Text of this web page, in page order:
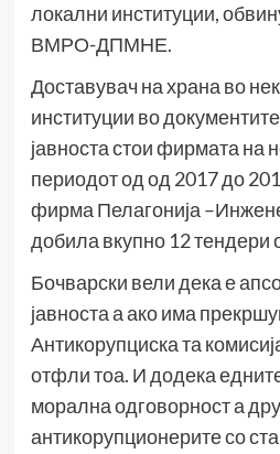
локални институции,
ВМРО-ДПМНЕ.
Доставувач на храна во
институции во
јавноста стои фирмата на
периодот од од 2017 до
фирма Пелагонија
добила вкупно 12 тендери
Бочварски вели дека е
јавноста а ако има
Антикорупциска та
отфли тоа. И додека
морална одговорност а
антикорупционерите со